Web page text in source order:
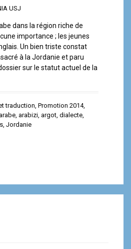
USJ
dans la région riche de
importance ; les jeunes
Un bien triste constat
à la Jordanie et paru
sur le statut actuel de la
traduction, Promotion 2014,
, arabizi, argot, dialecte,
, Jordanie